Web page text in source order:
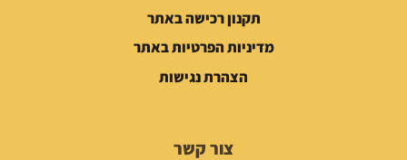
תקנון רכישה באתר
מדיניות הפרטיות באתר
הצהרת נגישות
צור קשר